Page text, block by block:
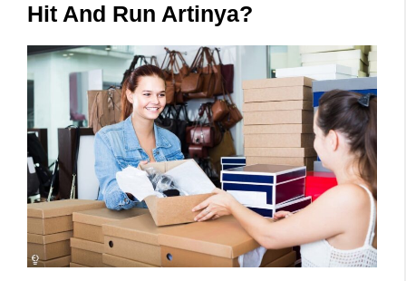
Hit And Run Artinya?